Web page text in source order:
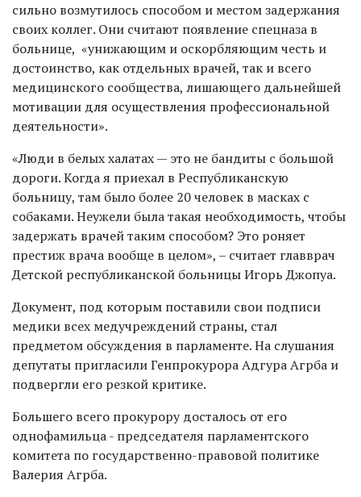
сильно возмутилось способом и местом задержания
своих коллег. Они считают появление спецназа в
больнице, «унижающим и оскорбляющим честь и
достоинство, как отдельных врачей, так и всего
медицинского сообщества, лишающего дальнейшей
мотивации для осуществления профессиональной
деятельности».
«Люди в белых халатах — это не бандиты с большой
дороги. Когда я приехал в Республиканскую
больницу, там было более 20 человек в масках с
собаками. Неужели была такая необходимость, чтобы
задержать врачей таким способом? Это роняет
престиж врача вообще в целом», – считает главврач
Детской республиканской больницы Игорь Джопуа.
Документ, под которым поставили свои подписи
медики всех медучреждений страны, стал
предметом обсуждения в парламенте. На слушания
депутаты пригласили Генпрокурора Адгура Агрба и
подвергли его резкой критике.
Большего всего прокурору досталось от его
однофамильца - председателя парламентского
комитета по государственно-правовой политике
Валерия Агрба.